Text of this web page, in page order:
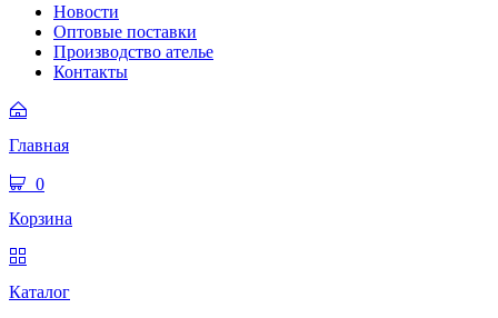
Новости
Оптовые поставки
Производство ателье
Контакты
Главная
0
Корзина
Каталог